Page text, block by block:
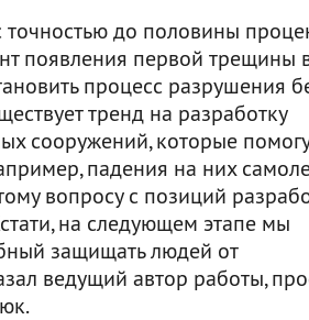
до половины
появления первой трещины
процесс разрушения
тренд на разработку
сооружений, которые
падения на них
вопросу с позиций
на следующем этапе мы
защищать людей от
ведущий автор работы,